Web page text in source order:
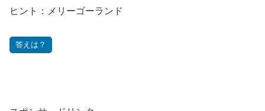
ヒント：メリーゴーランド
答えは？